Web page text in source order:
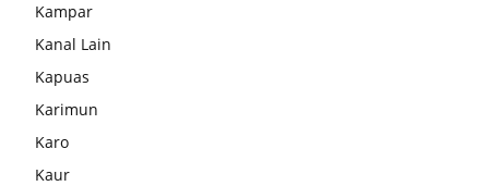
Kampar
Kanal Lain
Kapuas
Karimun
Karo
Kaur